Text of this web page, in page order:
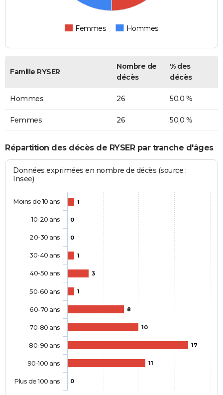
Femmes Hommes
Famille RYSER
Nombre de
décès
% des
décès
Hommes 26 50,0 %
Femmes 26 50,0 %
Répartition des décès de RYSER par tranche d'âges
Données exprimées en nombre de décès (source :
Insee)
1
0
0
1
3
1
8
10
17
11
0
Moins de 10 ans
10-20 ans
20-30 ans
30-40 ans
40-50 ans
50-60 ans
60-70 ans
70-80 ans
80-90 ans
90-100 ans
Plus de 100 ans